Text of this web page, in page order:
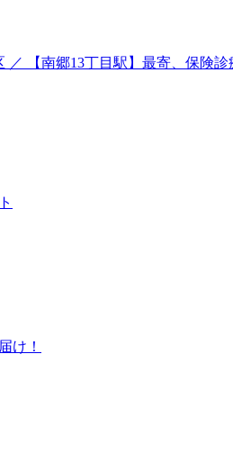
／ 【南郷13丁目駅】最寄、保険
け！